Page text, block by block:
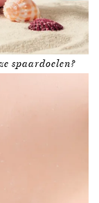
spaardoelen?